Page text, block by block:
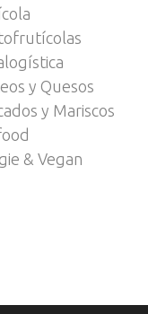
y Quesos
y Mariscos
& Vegan